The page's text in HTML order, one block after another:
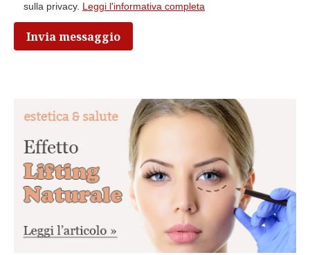
sulla privacy. Leggi l'informativa completa